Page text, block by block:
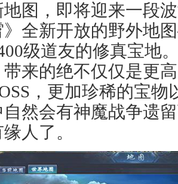
图，即将迎来一段
》全新开放的野外
级道友的修真宝地
带来的绝不仅仅是更
，更加珍稀的宝
然会有神魔战争遗
人了。